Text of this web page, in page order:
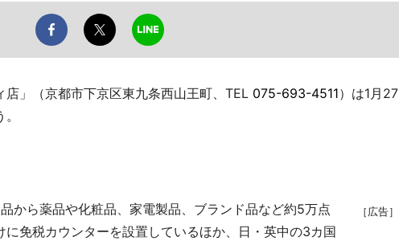
」（京都市下京区東九条西山王町、TEL 075-693-4511）は1月27
［広告］
から薬品や化粧品、家電製品、ブランド品など約5万点
免税カウンターを設置しているほか、日・英中の3カ国